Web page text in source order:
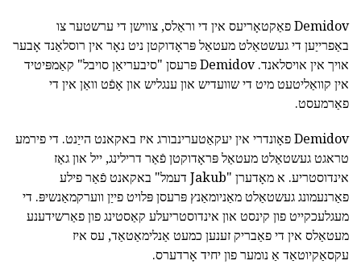
Demidov פאַקטאָריעס אין די וראַלס, צווישן די ערשטער צו
באַפרייַען די געשטאַלט מעטאַל פּראָדוקטן ניט נאָר אין רוסלאַנד אָבער
אויך אין אויסלאנד. Demidov פּרעסן "סיבעריאַן סויבל" קאַמפּיטיד
אין קוואַליטעט מיט די שוועדיש און ענגליש און אָפֿט וואַן אין די
פאַרמעסט.
Demidov פאָונדרי אין יעקאַטערינבורג איז באקאנט הייַנט. די פירמע
טראגט געשטאַלט מעטאַל פּראָדוקטן פֿאַר דרילינג, ייל און גאַז
אינדוסטריע. א מאָדערן "Jakub דעמל" באקאנט פֿאַר פילע
פאַרנעמונג געשטאַלט מאַניומאַנץ פּרעסן פּלויט פייַן ווערקמאַנשיפּ. די
מעגלעכקייט פון קינסט און אינדוסטריעלע קאַסטינג פון פאַרשידענע
מעטאַלס אין די פאַבריק זענען כמעט אַנלימאַטאַד, עס איז
עקסאַקיוטאַד אַ נומער פון יחיד אָרדערס.